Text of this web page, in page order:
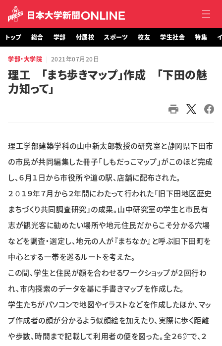
トップ
総合
スポーツ
学生社会
イベント
学生記者募集 お問い合わせ
トップ 総合 学部 付属校 スポーツ 校友 学生社会 特集
学部・大学院 2021年07月20日
理工 「まち歩きマップ」作成 「下田の魅
力知って」
理工学部建築学科の山中新太郎教授の研究室と静岡県下田市
の市民が共同編集した冊子「しもだっこマップ」がこのほど完成
し、６月１日から市役所や道の駅、店舗に配布された。
２０１９年７月から２年間にわたって行われた「旧下田地区歴史
まちづくり共同調査研究」の成果。山中研究室の学生と市民有
志が観光客に勧めたい場所や地元住民だからこそ分かる穴場
などを調査・選定し、地元の人が『まちなか』と呼ぶ旧下田町を
中心とする一帯を巡るルートを考えた。
この間、学生と住民が顔を合わせるワークショップが２回行わ
れ、市内探索のデータを基に手書きマップを作成した。
学生たちがパソコンで地図やイラストなどを作成したほか、マッ
プ作成者の顔が分かるよう似顔絵を加えたり、実際に歩く距離
や歩数、時間まで記載して利用者の便を図った。全２６㌻で、２